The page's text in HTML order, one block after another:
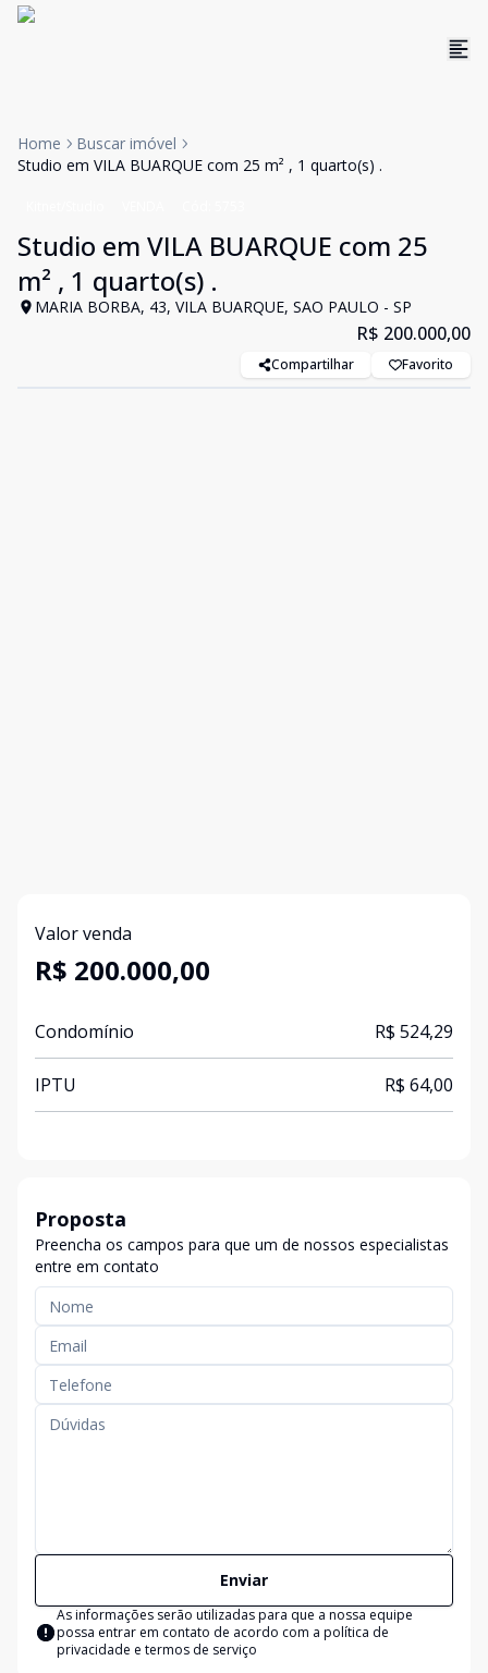
Home
Buscar imóvel
Studio em VILA BUARQUE com 25 m² , 1 quarto(s) .
Studio em VILA BUARQUE com 25
m² , 1 quarto(s) .
MARIA BORBA, 43, VILA BUARQUE, SAO PAULO - SP
R$ 200.000,00
Compartilhar Favorito
Valor venda
R$ 200.000,00
Condomínio R$ 524,29
IPTU R$ 64,00
Proposta
Preencha os campos para que um de nossos especialistas
entre em contato
Enviar
As informações serão utilizadas para que a nossa equipe
possa entrar em contato de acordo com a política de
privacidade e termos de serviço